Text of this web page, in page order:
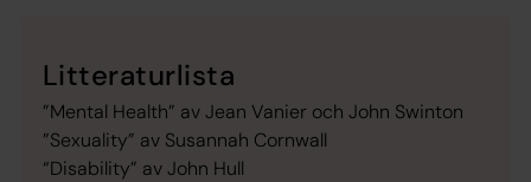
Litteraturlista
”Mental Health” av Jean Vanier och John Swinton
”Sexuality” av Susannah Cornwall
“Disability” av John Hull